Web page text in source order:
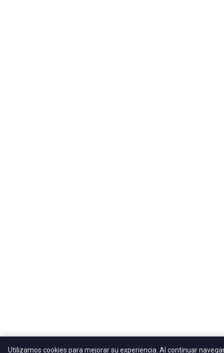
Utilizamos cookies para mejorar su experiencia. Al continuar